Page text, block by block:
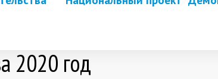
2020 год